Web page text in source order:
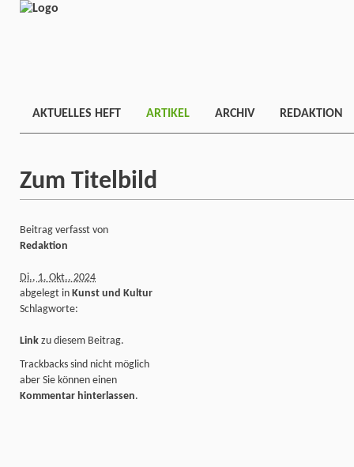
AKTUELLES HEFT ARTIKEL ARCHIV REDAKTION
Zum Titelbild
Beitrag verfasst von
Redaktion
Di., 1. Okt.. 2024
abgelegt in Kunst und Kultur
Schlagworte:
Link zu diesem Beitrag.
Trackbacks sind nicht möglich
aber Sie können einen
Kommentar hinterlassen.